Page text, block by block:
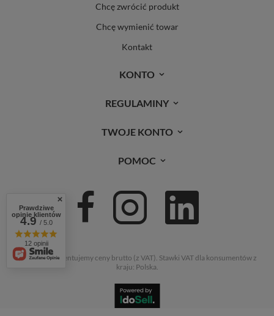
Chcę zwrócić produkt
Chcę wymienić towar
Kontakt
KONTO
REGULAMINY
TWOJE KONTO
POMOC
W sklepie prezentujemy ceny brutto (z VAT). Stawki VAT dla konsumentów z
kraju: Polska.
Prawdziwe
opinie klientów
4.9/ 5.0
12 opinii